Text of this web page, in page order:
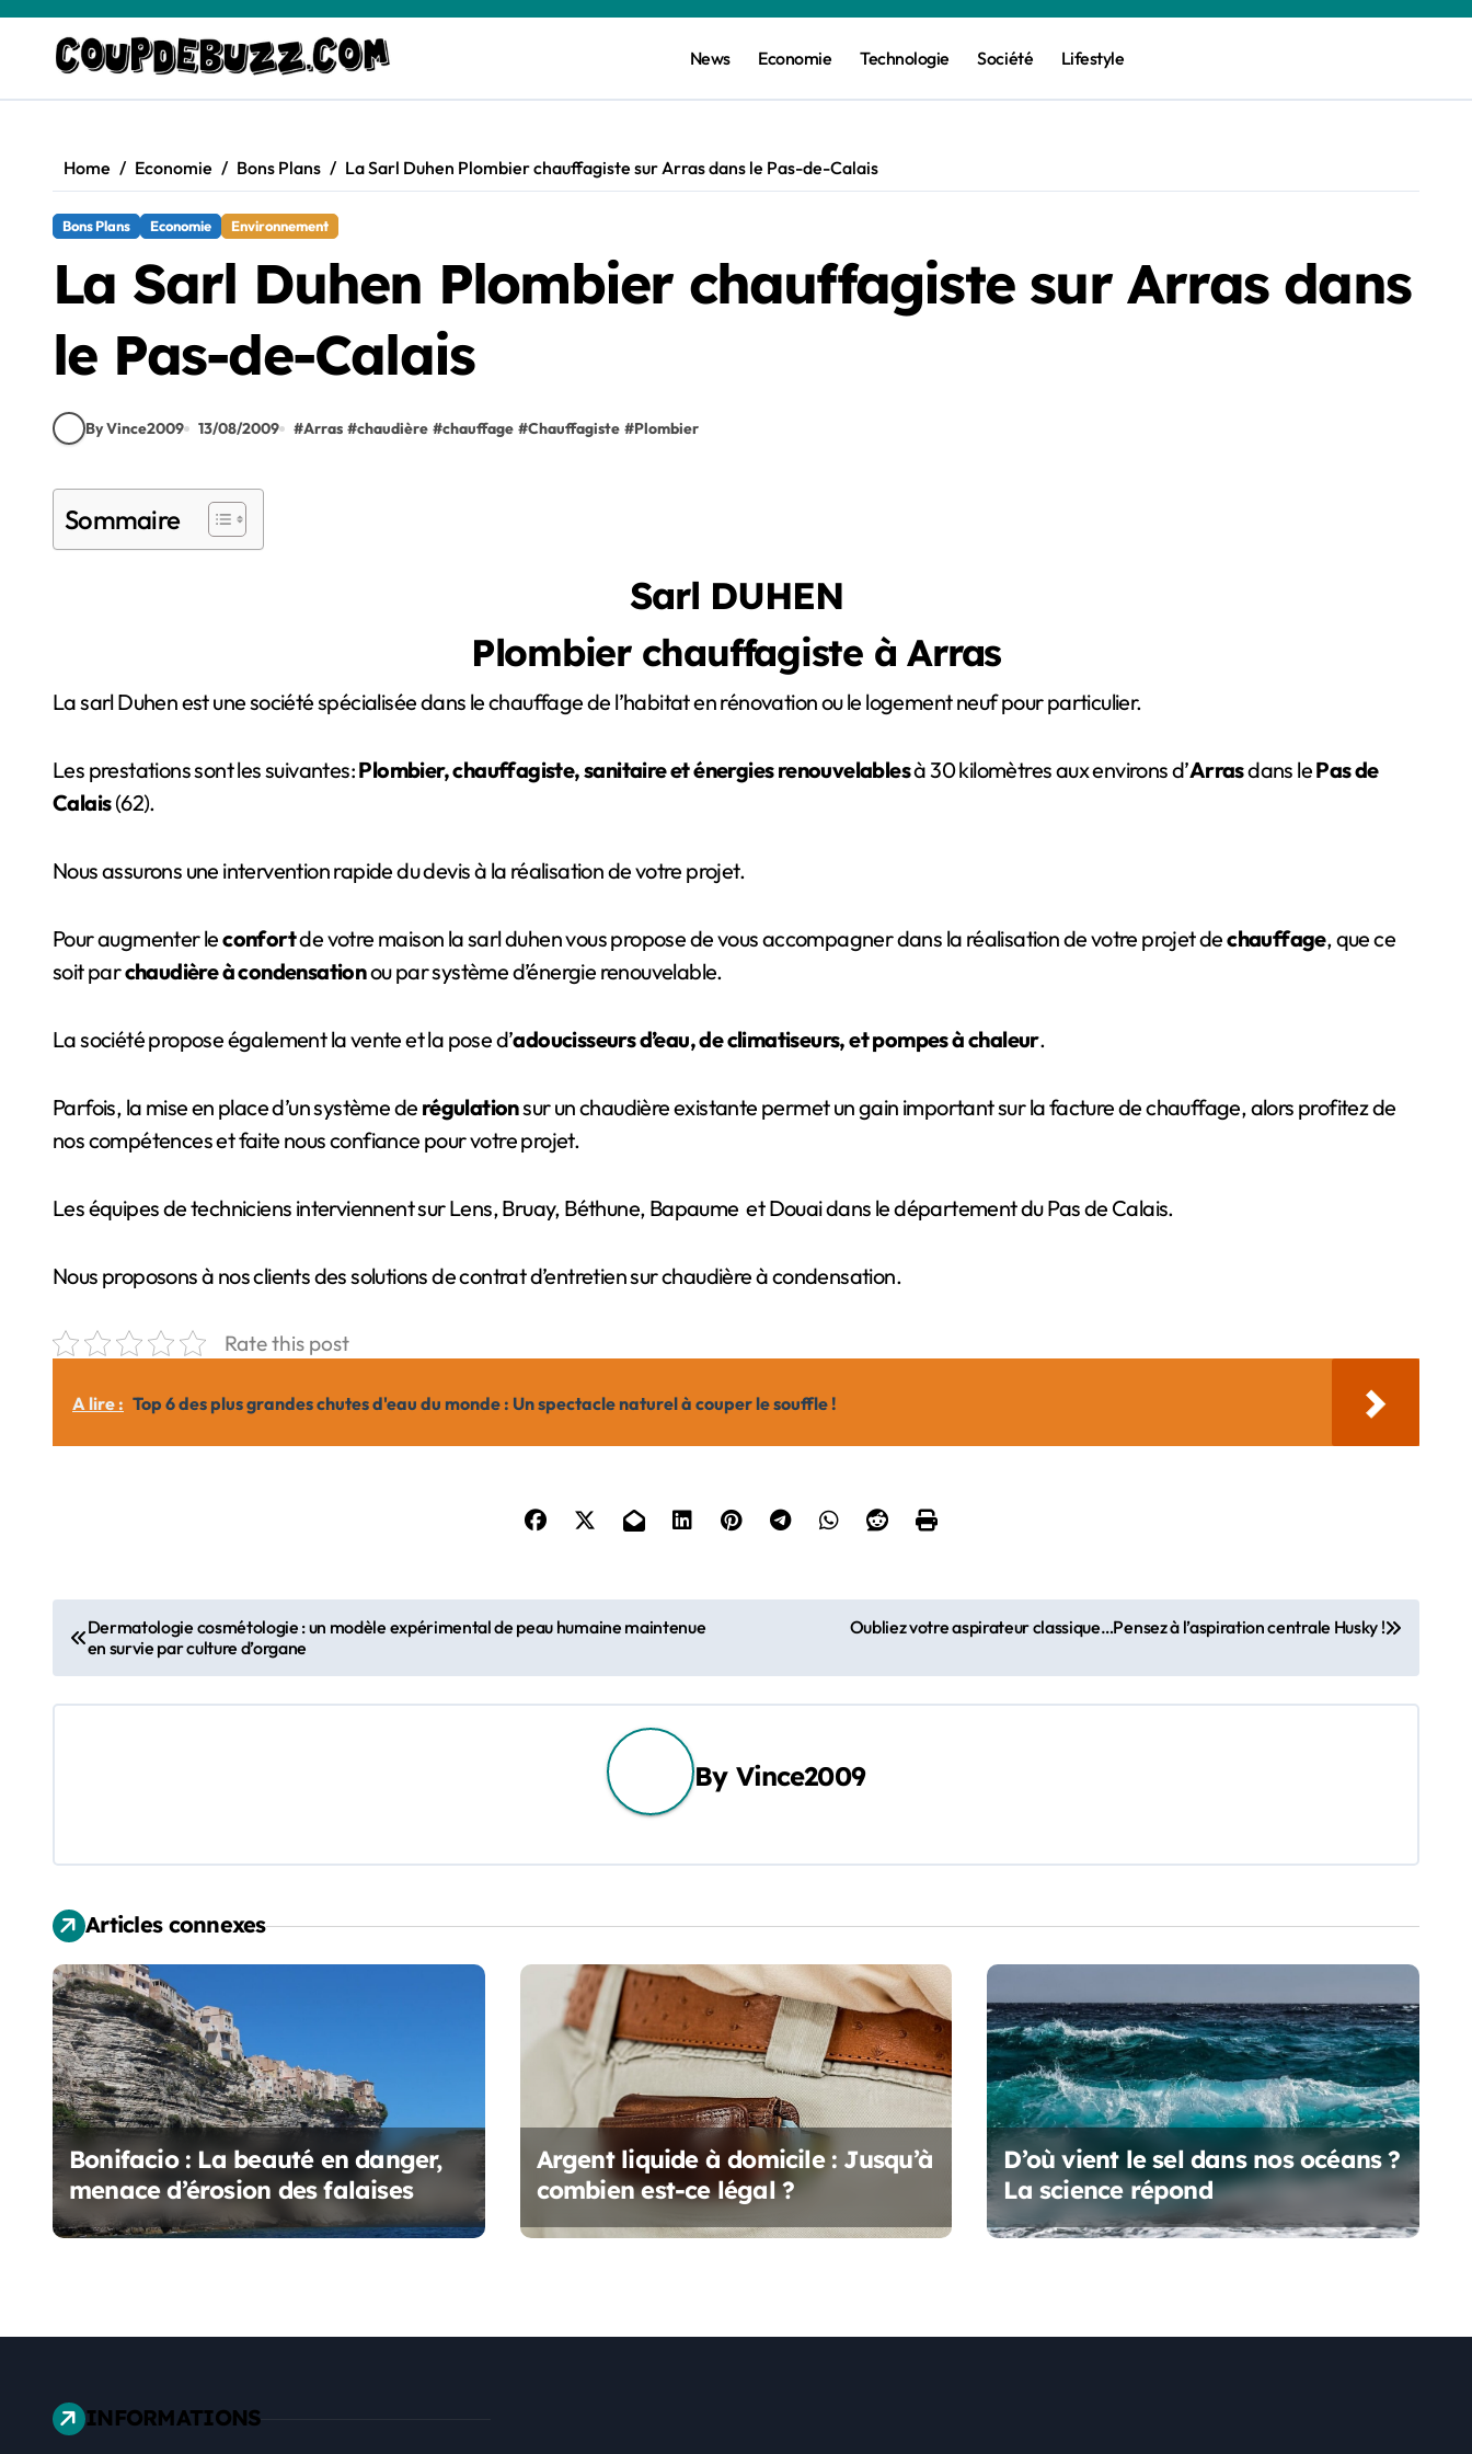
content
News Economie Technologie Société Lifestyle
Home Economie Bons Plans La Sarl Duhen Plombier chauffagiste sur Arras dans le Pas-de-Calais
Bons Plans Economie Environnement
La Sarl Duhen Plombier chauffagiste sur Arras dans
le Pas-de-Calais
By Vince2009 13/08/2009 #Arras #chaudière #chauffage #Chauffagiste #Plombier
Sommaire
Sarl DUHEN
Plombier chauffagiste à Arras
La sarl Duhen est une société spécialisée dans le chauffage de l’habitat en rénovation ou le logement neuf pour particulier.
Les prestations sont les suivantes:Plombier, chauffagiste, sanitaire et énergies renouvelablesà 30 kilomètres aux environs d’Arrasdans lePas de
Calais(62).
Nous assurons une intervention rapide du devis à la réalisation de votre projet.
Pour augmenter leconfortde votre maison la sarl duhen vous propose de vous accompagner dans la réalisation de votre projet dechauffage, que ce
soit parchaudière à condensationou par système d’énergie renouvelable.
La société propose également la vente et la pose d’adoucisseurs d’eau, de climatiseurs, et pompes à chaleur.
Parfois, la mise en place d’un système de régulationsur un chaudière existante permet un gain important sur la facture de chauffage, alors profitez de
nos compétences et faite nous confiance pour votre projet.
Les équipes de techniciens interviennent sur Lens, Bruay, Béthune, Bapaume et Douai dans le département du Pas de Calais.
Nous proposons à nos clients des solutions de contrat d’entretien sur chaudière à condensation.
Rate this post
A lire : Top 6 des plus grandes chutes d'eau du monde : Un spectacle naturel à couper le souffle !
N
a
v
i
o
n
d
e
l
’
a
t
c
Dermatologie cosmétologie : un modèle expérimental de peau humaine maintenue
en survie par culture d’organe
Oubliez votre aspirateur classique…Pensez à l’aspiration centrale Husky !
By Vince2009
Articles connexes
Bonifacio : La beauté en danger,
menace d’érosion des falaises
Argent liquide à domicile : Jusqu’à
combien est-ce légal ?
D’où vient le sel dans nos océans ?
La science répond
INFORMATIONS